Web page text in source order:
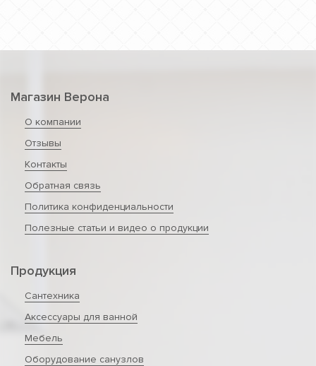
Магазин Верона
О компании
Отзывы
Контакты
Обратная связь
Политика конфиденциальности
Полезные статьи и видео о продукции
Продукция
Сантехника
Аксессуары для ванной
Мебель
Оборудование санузлов